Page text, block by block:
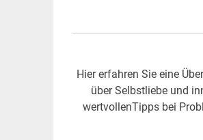
Hier erfahren Sie eine
über Selbstliebe und
wertvollenTipps bei